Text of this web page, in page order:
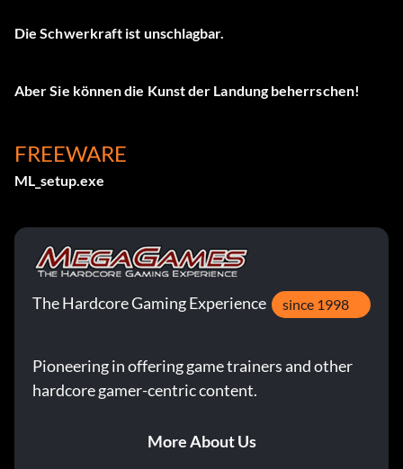
Die Schwerkraft ist unschlagbar.
Aber Sie können die Kunst der Landung beherrschen!
FREEWARE
ML_setup.exe
The Hardcore Gaming Experience since 1998
Pioneering in offering game trainers and other
hardcore gamer-centric content.
More About Us